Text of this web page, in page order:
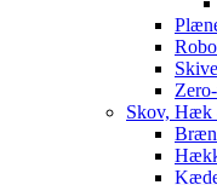
Skov,